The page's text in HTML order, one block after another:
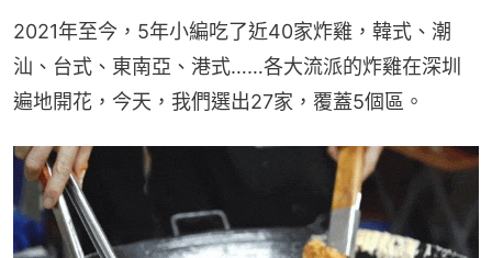
2021年至今，5年小編吃了近40家炸雞，韓式、潮
汕、台式、東南亞、港式……各大流派的炸雞在深圳
遍地開花，今天，我們選出27家，覆蓋5個區。